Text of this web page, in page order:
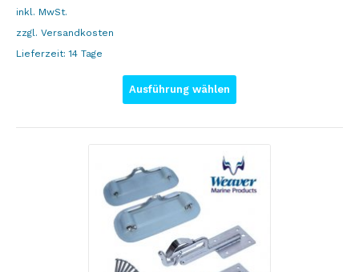
inkl. MwSt.
zzgl. Versandkosten
Lieferzeit:14 Tage
Ausführung wählen